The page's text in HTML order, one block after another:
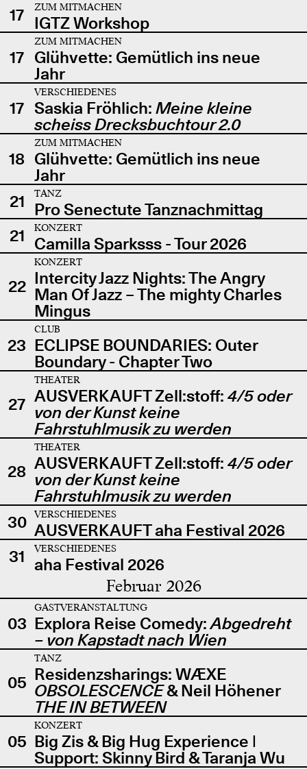
17
ZUM MITMACHEN
IGTZ Workshop
17
ZUM MITMACHEN
Glühvette: Gemütlich ins neue
Jahr
17
VERSCHIEDENES
Saskia Fröhlich: Meine kleine
scheiss Drecksbuchtour 2.0
18
ZUM MITMACHEN
Glühvette: Gemütlich ins neue
Jahr
21
TANZ
Pro Senectute Tanznachmittag
21
KONZERT
Camilla Sparksss - Tour 2026
22
KONZERT
Intercity Jazz Nights: The Angry
Man Of Jazz – The mighty Charles
Mingus
23
CLUB
ECLIPSE BOUNDARIES: Outer
Boundary - Chapter Two
27
THEATER
AUSVERKAUFT Zell:stoff: 4/5 oder
von der Kunst keine
Fahrstuhlmusik zu werden
28
THEATER
AUSVERKAUFT Zell:stoff: 4/5 oder
von der Kunst keine
Fahrstuhlmusik zu werden
30
VERSCHIEDENES
AUSVERKAUFT aha Festival 2026
31
VERSCHIEDENES
aha Festival 2026
Februar 2026
03
GASTVERANSTALTUNG
Explora Reise Comedy:Abgedreht
– von Kapstadt nach Wien
05
TANZ
Residenzsharings: WÆXE
OBSOLESCENCE& Neil Höhener
THE IN BETWEEN
05
KONZERT
Big Zis & Big Hug Experience |
Support: Skinny Bird & Taranja Wu